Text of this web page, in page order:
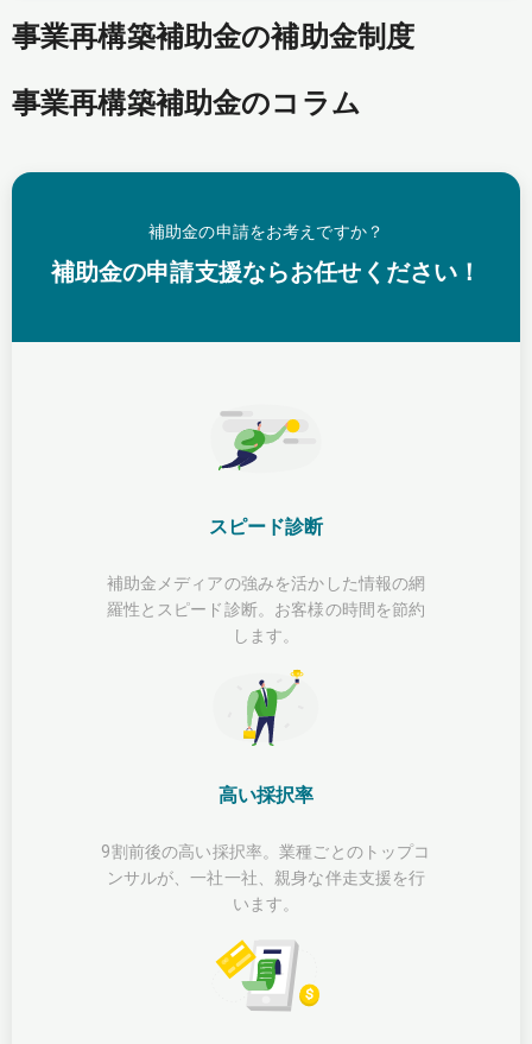
事業再構築補助金の補助金制度
事業再構築補助金のコラム
補助金の申請をお考えですか？
補助金の申請支援ならお任せください！
スピード診断
補助金メディアの強みを活かした情報の網
羅性とスピード診断。お客様の時間を節約
します。
高い採択率
9割前後の高い採択率。業種ごとのトップコ
ンサルが、一社一社、親身な伴走支援を行
います。